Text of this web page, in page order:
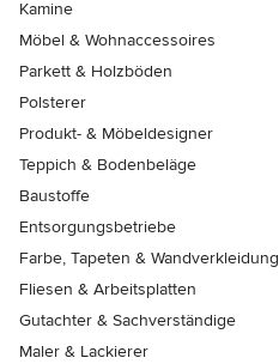
Kamine
Möbel & Wohnaccessoires
Parkett & Holzböden
Polsterer
Produkt- & Möbeldesigner
Teppich & Bodenbeläge
Baustoffe
Entsorgungsbetriebe
Farbe, Tapeten & Wandverkleidung
Fliesen & Arbeitsplatten
Gutachter & Sachverständige
Maler & Lackierer